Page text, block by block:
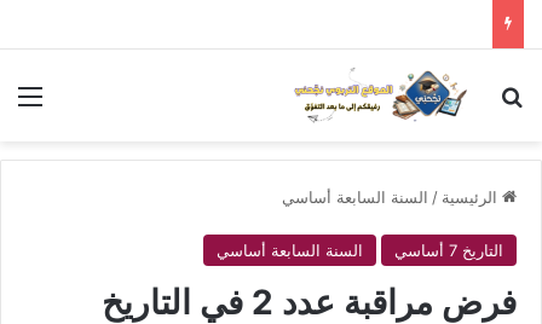
بحث عن
الرئيسية / السنة السابعة أساسي
التاريخ 7 أساسي السنة السابعة أساسي
فرض مراقبة عدد 2 في التاريخ